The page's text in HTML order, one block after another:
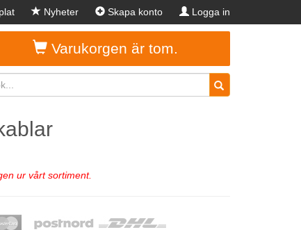
Nyheter Skapa konto Logga in
Varukorgen är tom.
ur vårt sortiment.